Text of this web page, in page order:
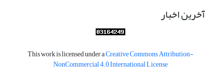
آخرین اخبار
This work is licensed under aCreative Commons Attribution-
NonCommercial 4.0 International License